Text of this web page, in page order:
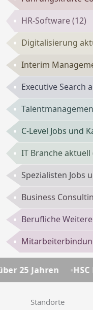
HR-Software(12)
Digitalisierung
Interim
Executive Search
C-Level Jobs und
IT Branche aktuell
Spezialisten Jobs
Business
Berufliche
HSC
Standorte